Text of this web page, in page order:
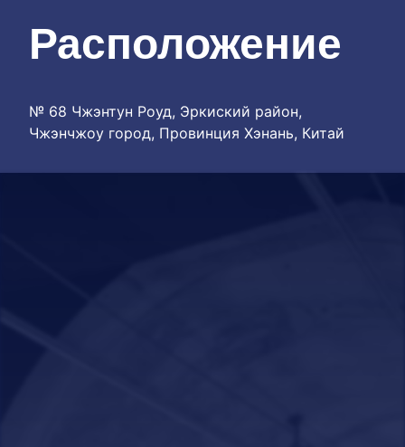
Расположение
№ 68 Чжэнтун Роуд, Эркиский район,
Чжэнчжоу город, Провинция Хэнань, Китай